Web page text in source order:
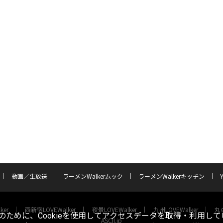
動画／生放送 ラーメンWalkerムック ラーメンWalkerキッチン
西新宿LOVEWalker 夜景LOVEWalker 九州LOVEWalker
丸
ASCII.jp
めに、Cookieを使用してアクセスデータを取得・利用して